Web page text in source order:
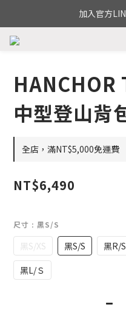
加入官方
HANCHOR
中型登山背
全店，滿NT$5,000免運費
NT$6,490
尺寸 : 黑S/S
黑S/XS 黑S/S 黑R/S
黑L/Ｓ